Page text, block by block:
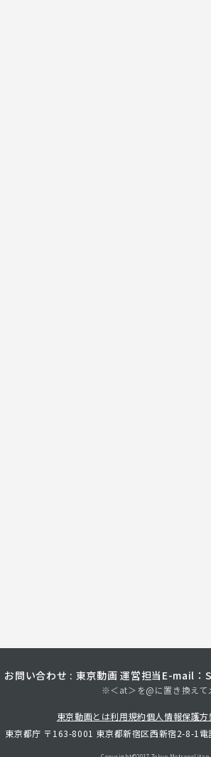
お問い合わせ : 東京動画 運営担当 E-mail
※＜at＞を@に置き換えて
東京動画とは利用規約個人情報保護方
東京都庁 〒163-8001 東京都新宿区西新宿2-8-1